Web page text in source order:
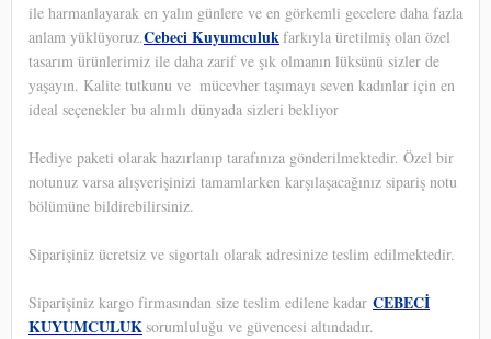
ile harmanlayarak en yalın günlere ve en görkemli gecelere daha fazla
anlam yüklüyoruz.Cebeci Kuyumculukfarkıyla üretilmiş olan özel
tasarım ürünlerimiz ile daha zarif ve şık olmanın lüksünü sizler de
yaşayın. Kalite tutkunu ve mücevher taşımayı seven kadınlar için en
ideal seçenekler bu alımlı dünyada sizleri bekliyor
Hediye paketi olarak hazırlanıp tarafınıza gönderilmektedir. Özel bir
notunuz varsa alışverişinizi tamamlarken karşılaşacağınız sipariş notu
bölümüne bildirebilirsiniz.
Siparişiniz ücretsiz ve sigortalı olarak adresinize teslim edilmektedir.
Siparişiniz kargo firmasından size teslim edilene kadar CEBECİ
KUYUMCULUKsorumluluğu ve güvencesi altındadır.